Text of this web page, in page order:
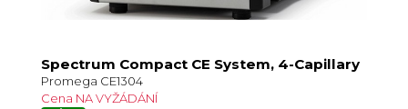
Spectrum Compact CE System, 4-Capillary
Promega CE1304
Cena NA VYŽÁDÁNÍ